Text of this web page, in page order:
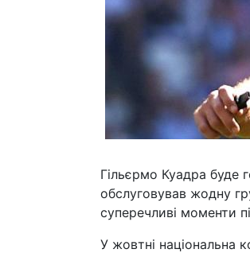
Гільєрмо Куадра буде
обслуговував жодну
суперечливі моменти
У жовтні національна